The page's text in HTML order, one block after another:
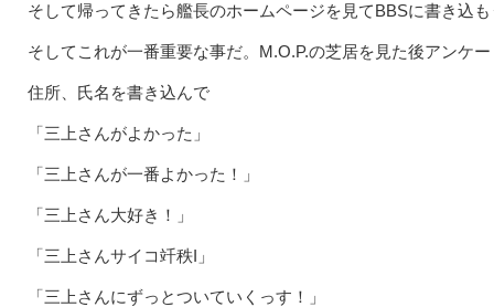
そして帰ってきたら艦長のホームページを見てBBSに書き込
そしてこれが一番重要な事だ。M.O.P.の芝居を見た後アンケ
住所、氏名を書き込んで
「三上さんがよかった」
「三上さんが一番よかった！」
「三上さん大好き！」
「三上さんサイコ竏秩I」
「三上さんにずっとついていくっす！」